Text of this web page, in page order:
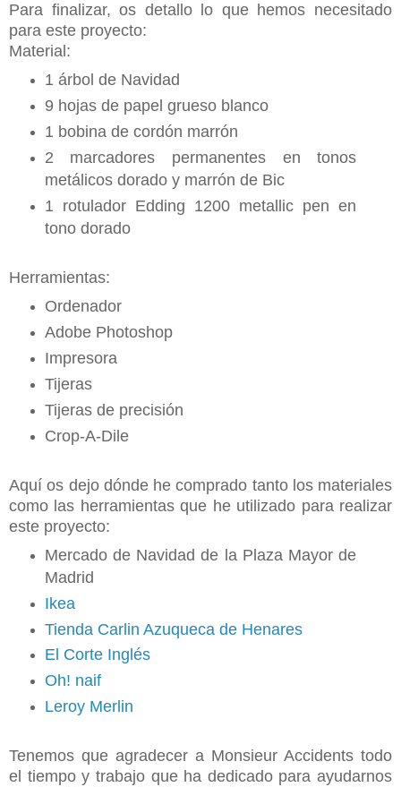
Para finalizar, os detallo lo que hemos necesitado
para este proyecto:
Material:
1 árbol de Navidad
9 hojas de papel grueso blanco
1 bobina de cordón marrón
2 marcadores permanentes en tonos
metálicos dorado y marrón de Bic
1 rotulador Edding 1200 metallic pen en
tono dorado
Herramientas:
Ordenador
Adobe Photoshop
Impresora
Tijeras
Tijeras de precisión
Crop-A-Dile
Aquí os dejo dónde he comprado tanto los materiales
como las herramientas que he utilizado para realizar
este proyecto:
Mercado de Navidad de la Plaza Mayor de
Madrid
Ikea
Tienda Carlin Azuqueca de Henares
El Corte Inglés
Oh! naif
Leroy Merlin
Tenemos que agradecer a Monsieur Accidents todo
el tiempo y trabajo que ha dedicado para ayudarnos